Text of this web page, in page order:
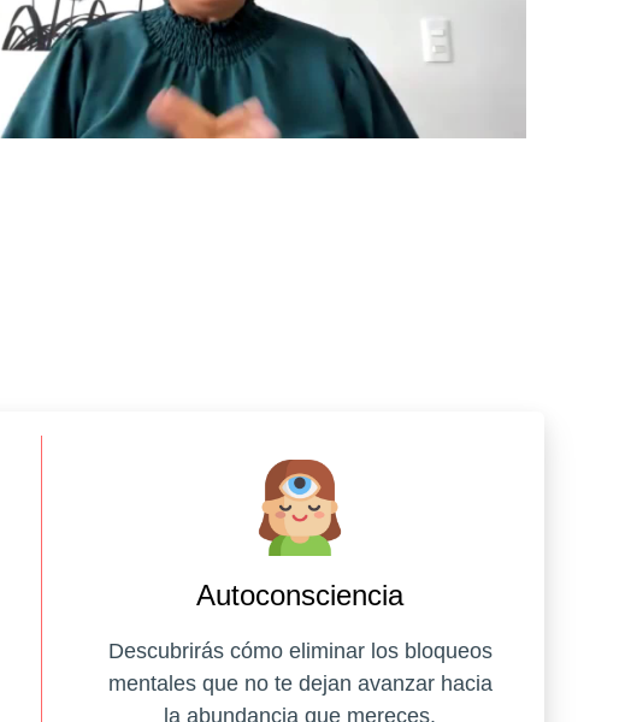
Autoconsciencia
Descubrirás cómo eliminar los bloqueos
mentales que no te dejan avanzar hacia
la abundancia que mereces.